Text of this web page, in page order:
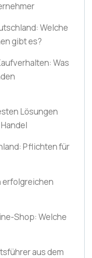
Welche
gibt es?
Was
Lösungen
Pflichten für
erfolgreichen
Shop: Welche
aus dem